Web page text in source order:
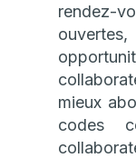
rendez-
mieux
codes